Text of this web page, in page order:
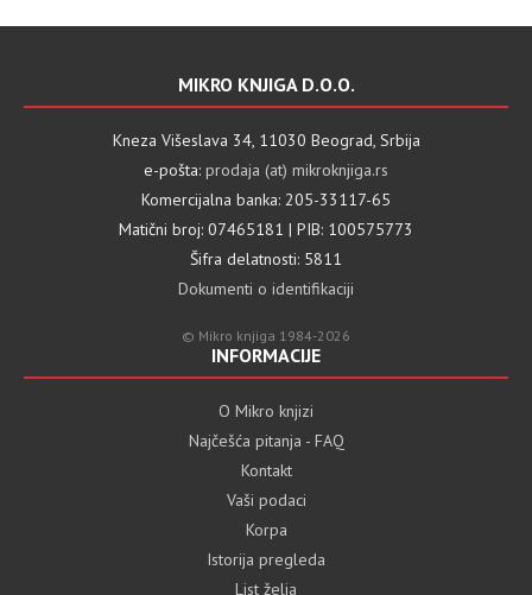
MIKRO KNJIGA D.O.O.
Kneza Višeslava 34, 11030 Beograd, Srbija
e-pošta: prodaja (at) mikroknjiga.rs
Komercijalna banka: 205-33117-65
Matični broj: 07465181 | PIB: 100575773
Šifra delatnosti: 5811
Dokumenti o identifikaciji
© Mikro knjiga 1984-2026
INFORMACIJE
O Mikro knjizi
Najčešća pitanja - FAQ
Kontakt
Vaši podaci
Korpa
Istorija pregleda
List želja